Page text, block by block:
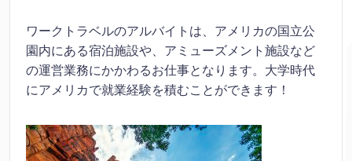
ワークトラベルのアルバイトは、アメリカの国立公
園内にある宿泊施設や、アミューズメント施設など
の運営業務にかかわるお仕事となります。大学時代
にアメリカで就業経験を積むことができます！